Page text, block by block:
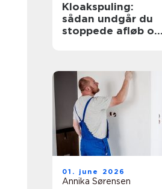
Kloakspuling:
sådan undgår du
stoppede afløb og
01. june 2026
Annika Sørensen